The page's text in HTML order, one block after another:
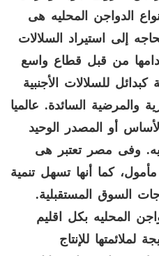
الدواجن المحليه هى
إلى استيراد السلالات
من قبل قطاع واسع
للسلالات الأجنبية
والمرضية السائدة. عالميا
الأساس أو
المصدر الوحيد
. وفى مصر تعتبر هى
كما أنها تسهل تنمية
السوق المستقبلية.
المحليه بكل اقليم
لملائمتها للإنتاج